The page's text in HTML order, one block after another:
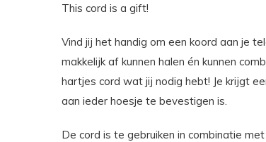
This cord is a gift!
Vind jij het handig om een koord aan je
makkelijk af kunnen halen én kunnen
hartjes cord wat jij nodig hebt! Je krijgt
aan ieder hoesje te bevestigen is.
De cord is te gebruiken in combinatie